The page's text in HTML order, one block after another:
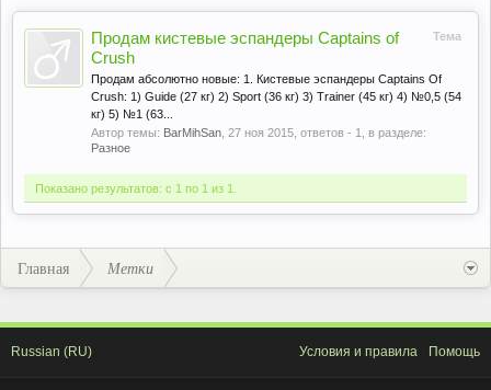
Тема
Продам кистевые эспандеры Captains of
Crush
Продам абсолютно новые: 1. Кистевые эспандеры Captains Of
Crush: 1) Guide (27 кг) 2) Sport (36 кг) 3) Trainer (45 кг) 4) №0,5 (54
кг) 5) №1 (63...
Автор темы: BarMihSan 27 ноя 2015 , ответов - 1, в разделе:
Разное
Показано результатов: с 1 по 1 из 1.
Главная Метки
Russian (RU) Условия и правила Помощь